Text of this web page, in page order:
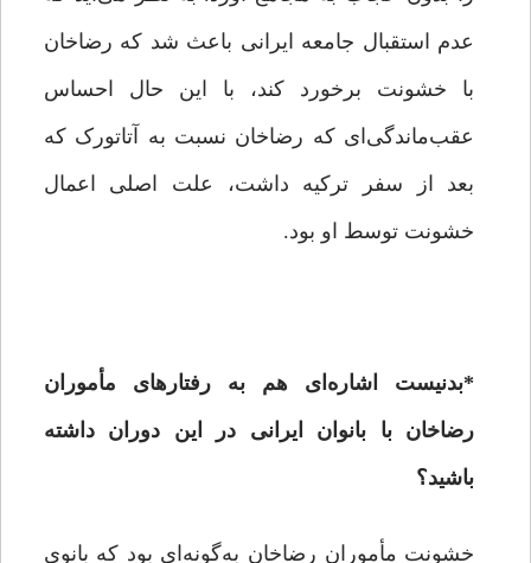
عدم استقبال جامعه ایرانی باعث شد که رضاخان
با خشونت برخورد کند، با این حال احساس
عقب‌ماندگی‌ای که رضاخان نسبت به آتاتورک که
بعد از سفر ترکیه داشت، علت اصلی اعمال
خشونت توسط او بود.
*بدنیست اشاره‌ای هم به رفتارهای مأموران
رضاخان با بانوان ایرانی در این دوران داشته
باشید؟
خشونت مأموران رضاخان به‌گونه‌ای بود که بانوی